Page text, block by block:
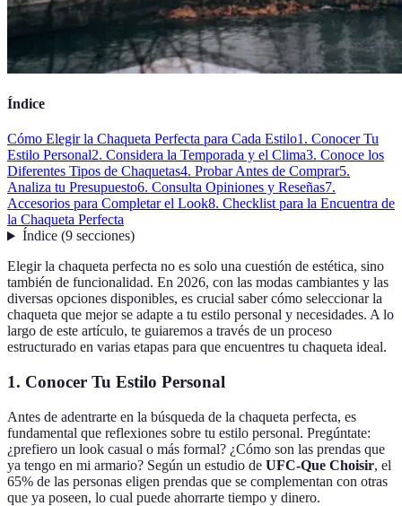
Índice
Cómo Elegir la Chaqueta Perfecta para Cada Estilo1. Conocer Tu
Estilo Personal2. Considera la Temporada y el Clima3. Conoce los
Diferentes Tipos de Chaquetas4. Probar Antes de Comprar5.
Analiza tu Presupuesto6. Consulta Opiniones y Reseñas7.
Accesorios para Completar el Look8. Checklist para la Encuentra de
la Chaqueta Perfecta
Índice(9 secciones)
Elegir la chaqueta perfecta no es solo una cuestión de estética, sino
también de funcionalidad. En 2026, con las modas cambiantes y las
diversas opciones disponibles, es crucial saber cómo seleccionar la
chaqueta que mejor se adapte a tu estilo personal y necesidades. A lo
largo de este artículo, te guiaremos a través de un proceso
estructurado en varias etapas para que encuentres tu chaqueta ideal.
1. Conocer Tu Estilo Personal
Antes de adentrarte en la búsqueda de la chaqueta perfecta, es
fundamental que reflexiones sobre tu estilo personal. Pregúntate:
¿prefiero un look casual o más formal? ¿Cómo son las prendas que
ya tengo en mi armario? Según un estudio de UFC-Que Choisir, el
65% de las personas eligen prendas que se complementan con otras
que ya poseen, lo cual puede ahorrarte tiempo y dinero.